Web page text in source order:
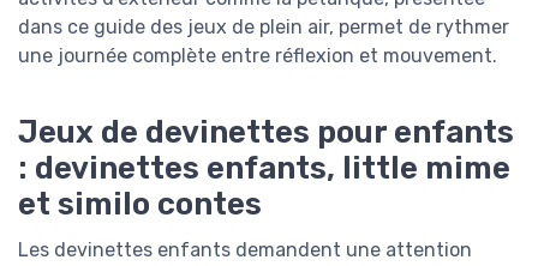
dans ce guide des jeux de plein air, permet de rythmer
une journée complète entre réflexion et mouvement.
Jeux de devinettes pour enfants
: devinettes enfants, little mime
et similo contes
Les devinettes enfants demandent une attention